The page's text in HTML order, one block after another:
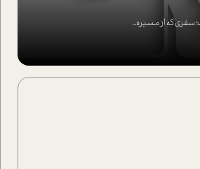
که از مسیره...